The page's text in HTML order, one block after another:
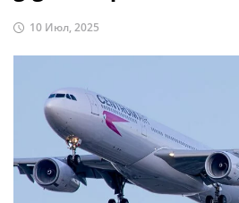
10 Июл, 2025